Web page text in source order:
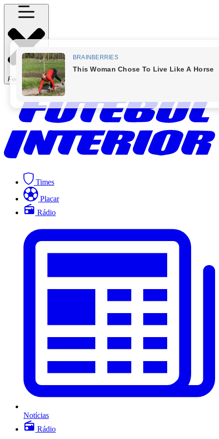
Fechar Menu
Times
Placar
Rádio
Notícias
Rádio